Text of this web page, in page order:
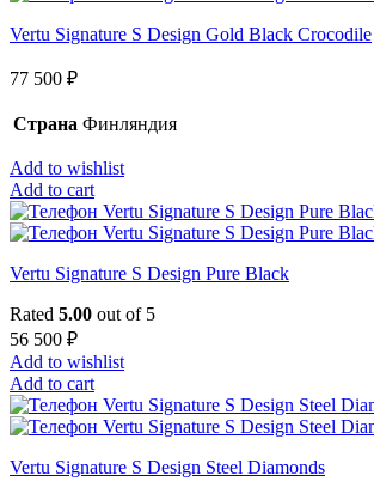
Vertu Signature S Design Gold Black Crocodile
77 500 ₽
Страна Финляндия
Add to wishlist
Add to cart
Vertu Signature S Design Pure Black
Rated 5.00 out of 5
56 500 ₽
Add to wishlist
Add to cart
Vertu Signature S Design Steel Diamonds